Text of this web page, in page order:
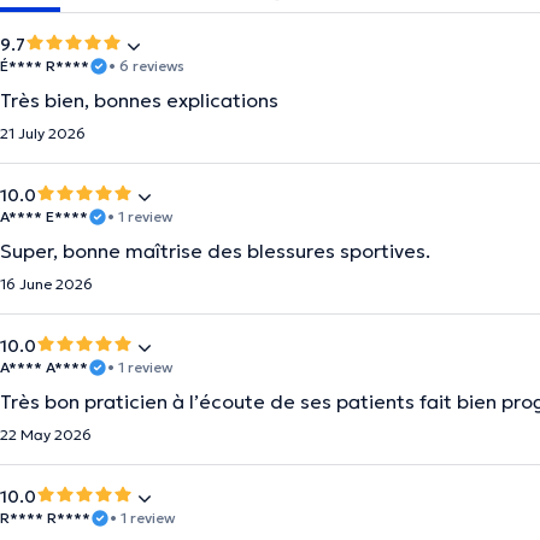
9.7
É**** R**** • 6 reviews
Très bien, bonnes explications
21 July 2026
10.0
A**** E**** • 1 review
Super, bonne maîtrise des blessures sportives.
16 June 2026
10.0
A**** A**** • 1 review
Très bon praticien à l’écoute de ses patients fait bien
22 May 2026
10.0
R**** R**** • 1 review